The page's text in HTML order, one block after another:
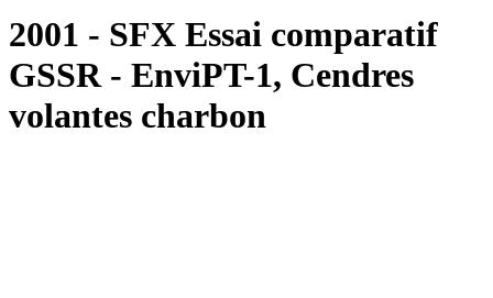
2001 - SFX Essai comparatif
GSSR - EnviPT-1, Cendres
volantes charbon